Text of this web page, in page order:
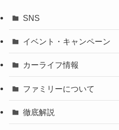
SNS
イベント・キャンペーン
カーライフ情報
ファミリーについて
徹底解説